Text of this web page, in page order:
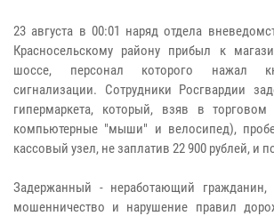
23 августа в 00:01 наряд отдела
Красносельскому району прибыл к
шоссе, персонал которого нажал
сигнализации. Сотрудники Росгвардии
гипермаркета, который, взяв в
компьютерные "мыши" и велосипед),
кассовый узел, не заплатив 22 900 рублей, и
Задержанный - неработающий
мошенничество и нарушение правил